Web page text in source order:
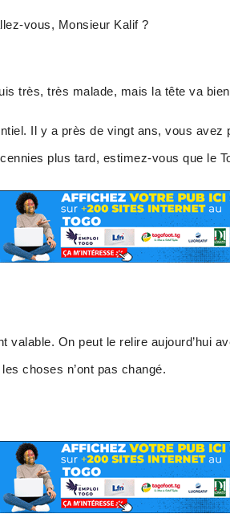
vous, Monsieur Kalif ?
très, très malade, mais la tête va
Il y a près de vingt ans, vous
plus tard, estimez-vous que le
valable. On peut le relire aujourd’hui
choses n’ont pas changé.